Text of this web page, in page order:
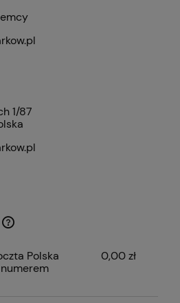
1/87
kosztów
Polska
0,00 zł